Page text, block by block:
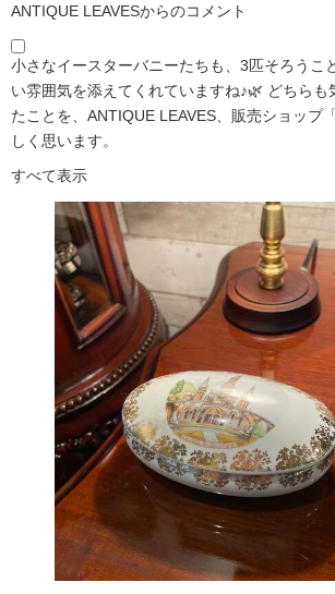
ANTIQUE LEAVESからのコメント
小さなイースターバニーたちも、3匹そろうこ
い雰囲気を添えてくれていますね♪🌿 どちらも
たことを、ANTIQUE LEAVES、販売ショップ
しく思います。
すべて表示